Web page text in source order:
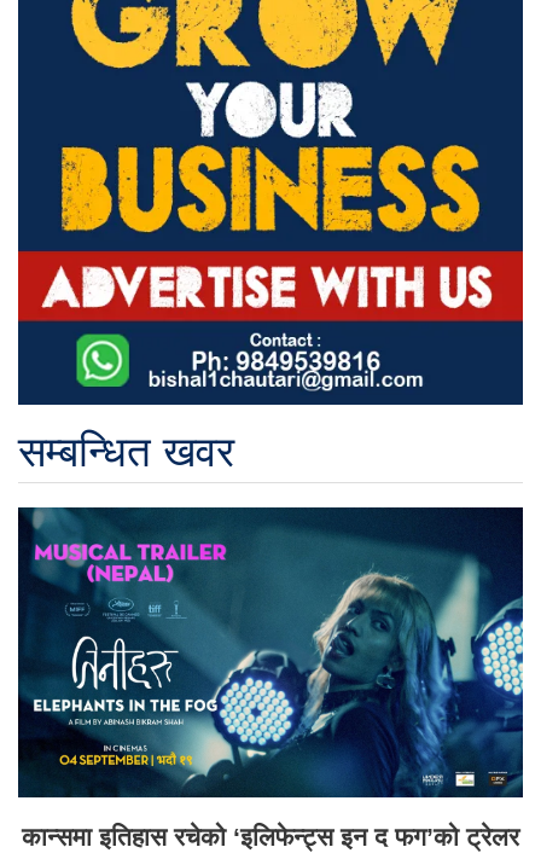
सम्बन्धित खवर
कान्समा इतिहास रचेको ‘इलिफेन्ट्स इन द फग’को ट्रेलर